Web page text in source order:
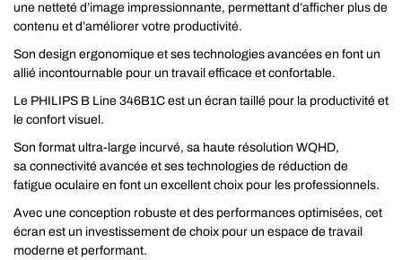
une netteté d’image impressionnante, permettant d’afficher plus de
contenu et d’améliorer votre productivité.
Son design ergonomique et ses technologies avancées en font un
allié incontournable pour un travail efficace et confortable.
Le PHILIPS B Line 346B1C est un écran taillé pour la productivité et
le confort visuel.
Son format ultra-large incurvé, sa haute résolution WQHD,
sa connectivité avancée et ses technologies de réduction de
fatigue oculaire en font un excellent choix pour les professionnels.
Avec une conception robuste et des performances optimisées, cet
écran est un investissement de choix pour un espace de travail
moderne et performant.